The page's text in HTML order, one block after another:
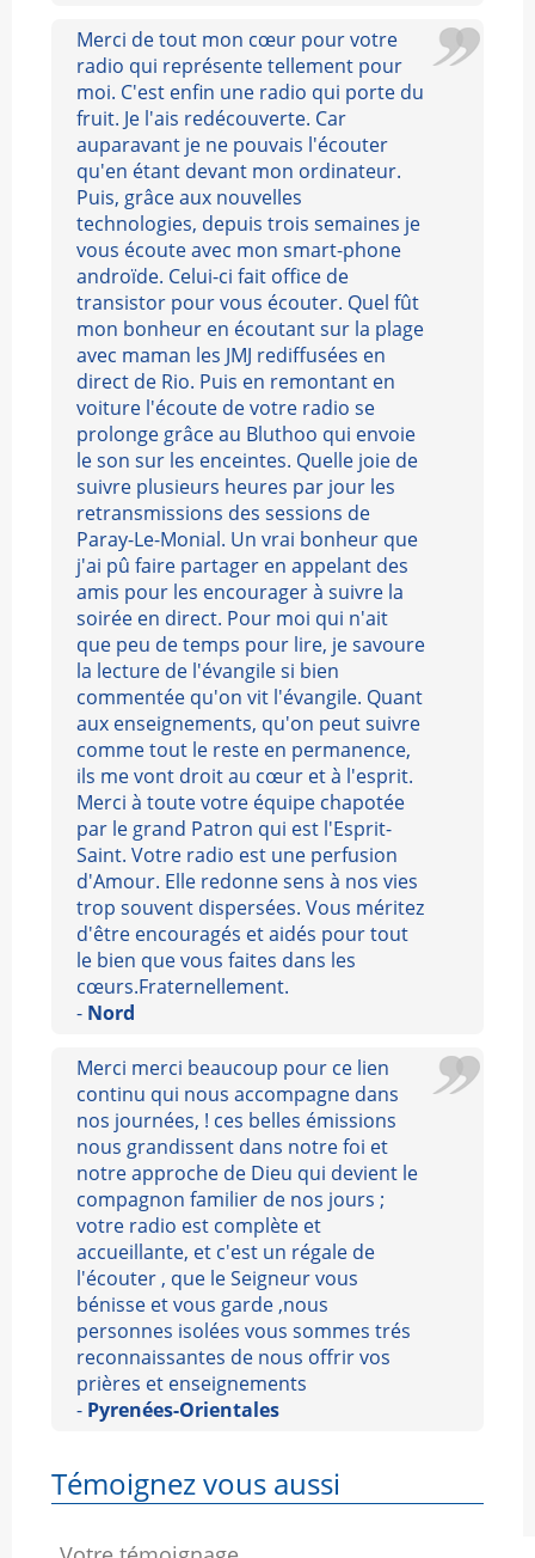
Merci de tout mon cœur pour votre
radio qui représente tellement pour
moi. C'est enfin une radio qui porte du
fruit. Je l'ais redécouverte. Car
auparavant je ne pouvais l'écouter
qu'en étant devant mon ordinateur.
Puis, grâce aux nouvelles
technologies, depuis trois semaines je
vous écoute avec mon smart-phone
androïde. Celui-ci fait office de
transistor pour vous écouter. Quel fût
mon bonheur en écoutant sur la plage
avec maman les JMJ rediffusées en
direct de Rio. Puis en remontant en
voiture l'écoute de votre radio se
prolonge grâce au Bluthoo qui envoie
le son sur les enceintes. Quelle joie de
suivre plusieurs heures par jour les
retransmissions des sessions de
Paray-Le-Monial. Un vrai bonheur que
j'ai pû faire partager en appelant des
amis pour les encourager à suivre la
soirée en direct. Pour moi qui n'ait
que peu de temps pour lire, je savoure
la lecture de l'évangile si bien
commentée qu'on vit l'évangile. Quant
aux enseignements, qu'on peut suivre
comme tout le reste en permanence,
ils me vont droit au cœur et à l'esprit.
Merci à toute votre équipe chapotée
par le grand Patron qui est l'Esprit-
Saint. Votre radio est une perfusion
d'Amour. Elle redonne sens à nos vies
trop souvent dispersées. Vous méritez
d'être encouragés et aidés pour tout
le bien que vous faites dans les
cœurs.Fraternellement.
- Nord
Merci merci beaucoup pour ce lien
continu qui nous accompagne dans
nos journées, ! ces belles émissions
nous grandissent dans notre foi et
notre approche de Dieu qui devient le
compagnon familier de nos jours ;
votre radio est complète et
accueillante, et c'est un régale de
l'écouter , que le Seigneur vous
bénisse et vous garde ,nous
personnes isolées vous sommes trés
reconnaissantes de nous offrir vos
prières et enseignements
- Pyrenées-Orientales
Témoignez vous aussi